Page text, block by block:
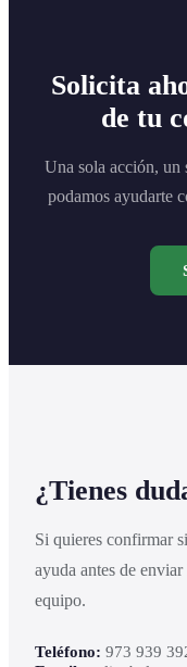
Solicita
de tu
Una sola acción, un
podamos ayudarte
¿Tienes
Si quieres confirmar
ayuda antes de
equipo.
Teléfono: 973 939